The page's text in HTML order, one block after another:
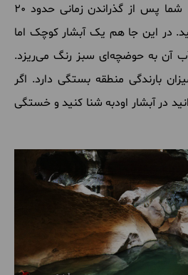
راحت‌تر را ادامه می‌دهید. شما پس از گذراندن زمانی حدود 20
در این جا هم یک آبشار کوچک اما
آب آن به حوضچه‌ای سبز رنگ می‌ریزد.
بارندگی منطقه بستگی دارد. اگر
در آبشار اودبه شنا کنید و خستگی